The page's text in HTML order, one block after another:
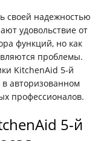
своей надежностью
удовольствие от
функций, но как
проблемы.
KitchenAid 5-й
авторизованном
профессионалов.
5-й